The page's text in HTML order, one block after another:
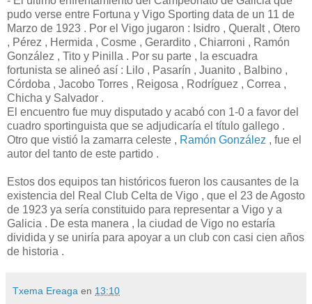
pudo verse entre Fortuna y Vigo Sporting data de un 11 de
Marzo de 1923 . Por el Vigo jugaron : Isidro , Queralt , Otero
, Pérez , Hermida , Cosme , Gerardito , Chiarroni , Ramón
González , Tito y Pinilla . Por su parte , la escuadra
fortunista se alineó así : Lilo , Pasarín , Juanito , Balbino ,
Córdoba , Jacobo Torres , Reigosa , Rodríguez , Correa ,
Chicha y Salvador .
El encuentro fue muy disputado y acabó con 1-0 a favor del
cuadro sportinguista que se adjudicaría el título gallego .
Otro que vistió la zamarra celeste , Ramón González , fue el
autor del tanto de este partido .
Estos dos equipos tan históricos fueron los causantes de la
existencia del Real Club Celta de Vigo , que el 23 de Agosto
de 1923 ya sería constituido para representar a Vigo y a
Galicia . De esta manera , la ciudad de Vigo no estaría
dividida y se uniría para apoyar a un club con casi cien años
de historia .
Txema Ereaga en 13:10